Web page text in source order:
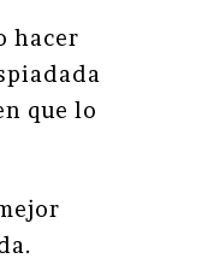
hacer
que lo